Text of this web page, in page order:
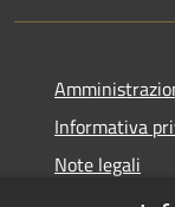
Informativa
Note legali